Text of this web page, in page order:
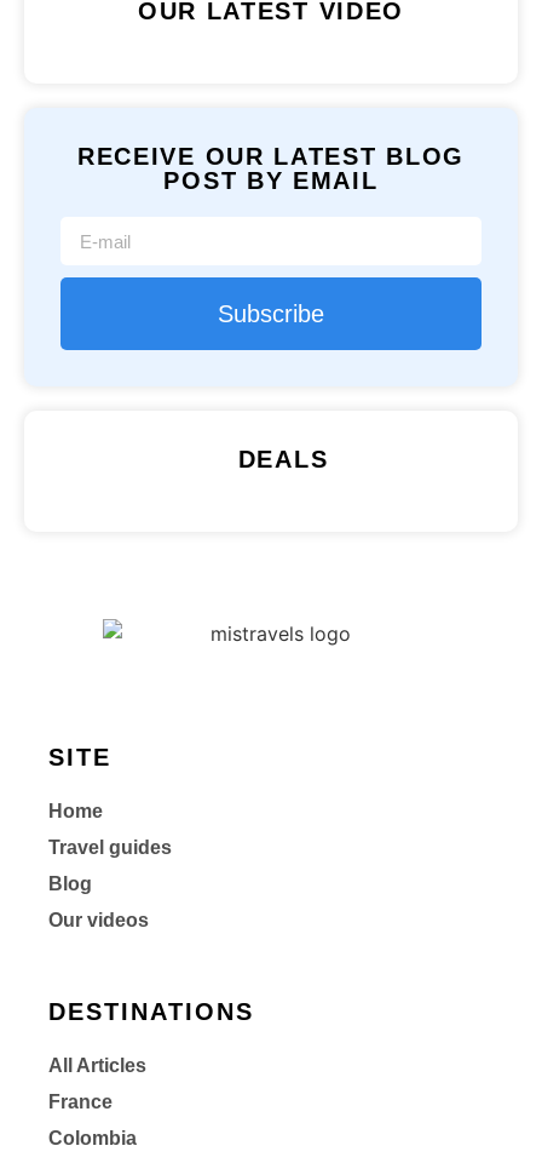
OUR LATEST VIDEO
RECEIVE OUR LATEST BLOG
POST BY EMAIL
Subscribe
DEALS
SITE
Home
Travel guides
Blog
Our videos
DESTINATIONS
All Articles
France
Colombia